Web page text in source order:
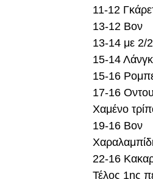
11-12
13-12 Βον
13-14 με 2/
15-14
15-16
17-16
Χαμένο
19-16 Βον
22-16
Τέλος 1ης